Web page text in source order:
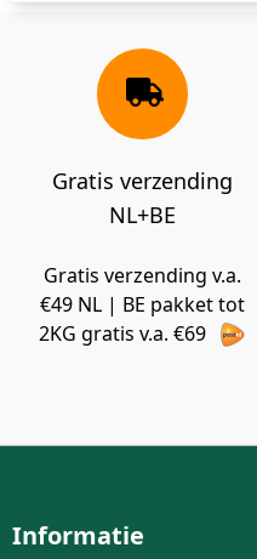
Gratis verzending
NL+BE
Gratis verzending v.a.
€49 NL | BE pakket tot
2KG gratis v.a. €69
Informatie